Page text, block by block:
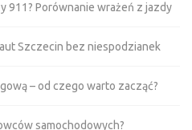
911? Porównanie wrażeń z jazdy
Szczecin bez niespodzianek
– od czego warto zacząć?
samochodowych?